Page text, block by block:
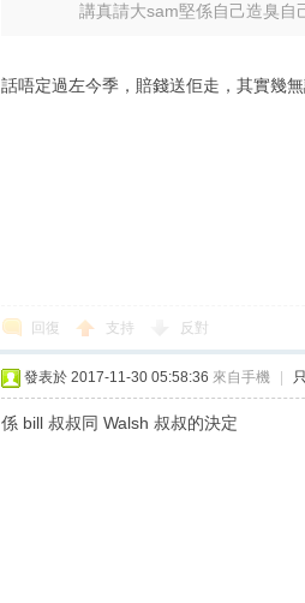
講真請大sam堅係自己造臭自
話唔定過左今季，賠錢送佢走，其實幾
回復 支持 反對
發表於 2017-11-30 05:58:36 來自手機
係 bill 叔叔同 Walsh 叔叔的決定